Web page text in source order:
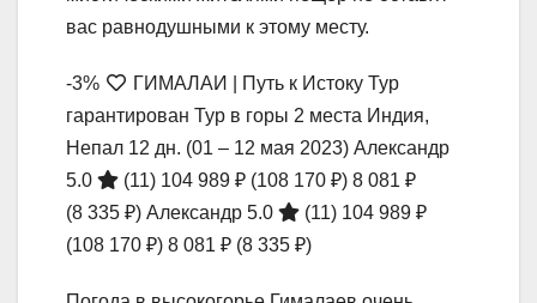
вас равнодушными к этому месту.
-3%
ГИМАЛАИ | Путь к Истоку Тур
гарантирован Тур в горы 2 места Индия,
Непал 12 дн. (01 – 12 мая 2023) Александр
5.0
(11) 104 989 ₽ (108 170 ₽) 8 081 ₽
(8 335 ₽) Александр 5.0 (11) 104 989 ₽
(108 170 ₽) 8 081 ₽ (8 335 ₽)